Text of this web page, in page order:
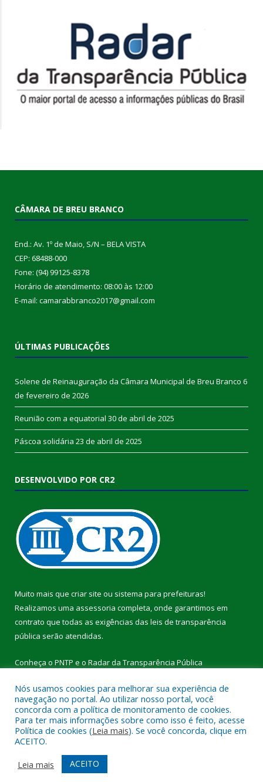
CÂMARA DE BREU BRANCO
End.: Av. 1º de Maio, S/N – BELA VISTA
CEP: 68488-000
Fone: (94) 99125-8378
Horário de atendimento: 08:00 às 12:00
E-mail: camarabbranco2017@gmail.com
ÚLTIMAS PUBLICAÇÕES
Solene de Reinauguração da Câmara Municipal de Breu Branco 6
de fevereiro de 2026
Reunião com a equatorial 30 de abril de 2025
Páscoa solidária 23 de abril de 2025
DESENVOLVIDO POR CR2
Muito mais que criar site ou sistema para prefeituras!
Realizamos uma assessoria completa, onde garantimos em
contrato que todas as exigências das leis de transparência
pública serão atendidas.
Conheça o PNTP e o Radar da Transparência Pública
Todos os direitos reservados a Câmara Municipal de Breu
Branco.
Mapa do Site
Acessar Área Administrativa
Acessar Webmail
Nós usamos cookies para melhorar sua experiência de
navegação no portal. Ao utilizar nosso portal, você
concorda com a política de monitoramento de cookies.
Para ter mais informações sobre como isso é feito, acesse
Política de cookies (Leia mais). Se você concorda, clique em
ACEITO.
Leia mais
ACEITO